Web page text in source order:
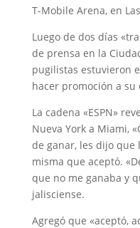
T-Mobile Arena, en
Luego de dos días
de prensa en la
pugilistas estuvieron
hacer promoción a su
La cadena «ESPN»
Nueva York a Miami,
de ganar, les dijo que
misma que aceptó.
que no me ganaba y
jalisciense.
Agregó que «aceptó,